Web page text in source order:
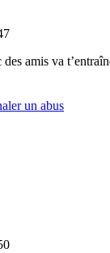
amis va
un abus